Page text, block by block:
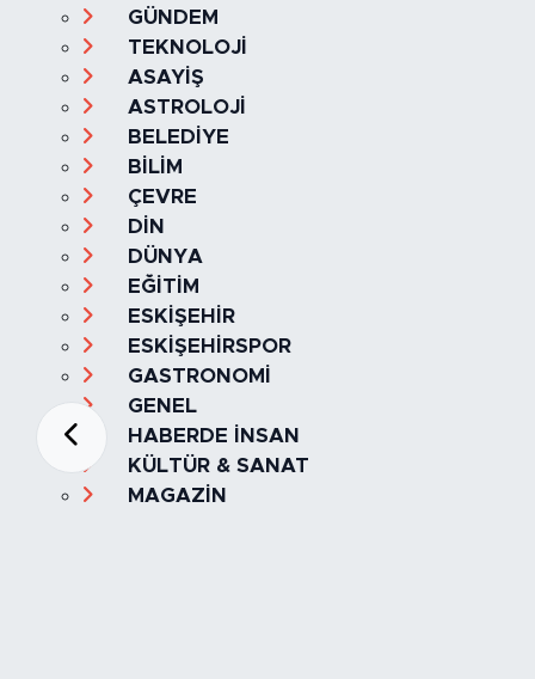
GÜNDEM
TEKNOLOJİ
ASAYİŞ
ASTROLOJİ
BELEDİYE
BİLİM
ÇEVRE
DİN
DÜNYA
EĞİTİM
ESKİŞEHİR
ESKİŞEHİRSPOR
GASTRONOMİ
GENEL
HABERDE İNSAN
KÜLTÜR & SANAT
MAGAZİN